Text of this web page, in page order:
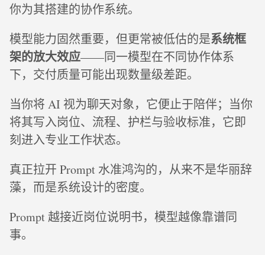
你为其搭建的协作系统。
模型能力固然重要，但更常被低估的是系统框
架的放大效应——同一模型在不同协作体系
下，交付质量可能出现数量级差距。
当你将 AI 视为聊天对象，它便止于陪伴；当你
将其写入岗位、流程、护栏与验收标准，它即
刻进入专业工作状态。
真正拉开 Prompt 水准鸿沟的，从来不是华丽辞
藻，而是系统设计的密度。
Prompt 越接近岗位说明书，模型越像靠谱同
事。